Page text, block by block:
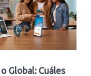
Global: Cuáles